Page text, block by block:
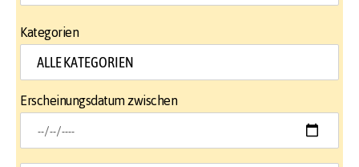
Kategorien
Erscheinungsdatum zwischen